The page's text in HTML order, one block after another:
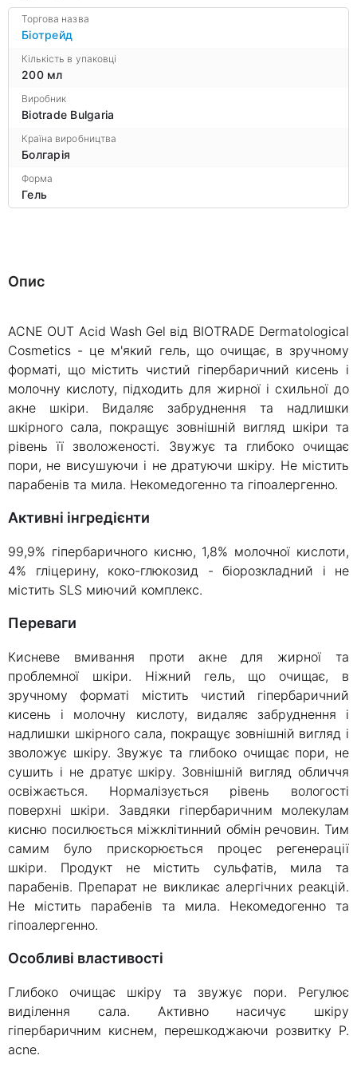
Торгова назва
Біотрейд
Кількість в упаковці
200 мл
Виробник
Biotrade Bulgaria
Країна виробництва
Болгарія
Форма
Гель
Опис
ACNE OUT Acid Wash Gel від BIOTRADE Dermatological
Cosmetics - це м'який гель, що очищає, в зручному
форматі, що містить чистий гіпербаричний кисень і
молочну кислоту, підходить для жирної і схильної до
акне шкіри. Видаляє забруднення та надлишки
шкірного сала, покращує зовнішній вигляд шкіри та
рівень її зволоженості. Звужує та глибоко очищає
пори, не висушуючи і не дратуючи шкіру. Не містить
парабенів та мила. Некомедогенно та гіпоалергенно.
Активні інгредієнти
99,9% гіпербаричного кисню, 1,8% молочної кислоти,
4% гліцерину, коко-глюкозид - біорозкладний і не
містить SLS миючий комплекс.
Переваги
Кисневе вмивання проти акне для жирної та
проблемної шкіри. Ніжний гель, що очищає, в
зручному форматі містить чистий гіпербаричний
кисень і молочну кислоту, видаляє забруднення і
надлишки шкірного сала, покращує зовнішній вигляд і
зволожує шкіру. Звужує та глибоко очищає пори, не
сушить і не дратує шкіру. Зовнішній вигляд обличчя
освіжається. Нормалізується рівень вологості
поверхні шкіри. Завдяки гіпербаричним молекулам
кисню посилюється міжклітинний обмін речовин. Тим
самим було прискорюється процес регенерації
шкіри. Продукт не містить сульфатів, мила та
парабенів. Препарат не викликає алергічних реакцій.
Не містить парабенів та мила. Некомедогенно та
гіпоалергенно.
Особливі властивості
Глибоко очищає шкіру та звужує пори. Регулює
виділення сала. Активно насичує шкіру
гіпербаричним киснем, перешкоджаючи розвитку P.
acne.